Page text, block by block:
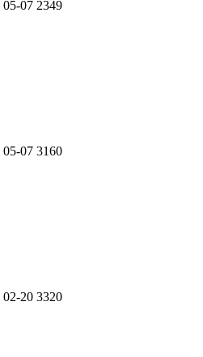
05-07 2349
05-07 3160
02-20 3320